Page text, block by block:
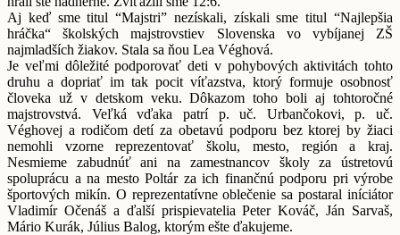
Aj keď sme titul “Majstri” nezískali, získali sme titul “Najlepšia
hráčka“ školských majstrovstiev Slovenska vo vybíjanej ZŠ
najmladších žiakov. Stala sa ňou Lea Véghová.
Je veľmi dôležité podporovať deti v pohybových aktivitách tohto
druhu a dopriať im tak pocit víťazstva, ktorý formuje osobnosť
človeka už v detskom veku. Dôkazom toho boli aj tohtoročné
majstrovstvá. Veľká vďaka patrí p. uč. Urbančokovi, p. uč.
Véghovej a rodičom detí za obetavú podporu bez ktorej by žiaci
nemohli vzorne reprezentovať školu, mesto, región a kraj.
Nesmieme zabudnúť ani na zamestnancov školy za ústretovú
spoluprácu a na mesto Poltár za ich finančnú podporu pri výrobe
športových mikín. O reprezentatívne oblečenie sa postaral iníciátor
Vladimír Očenáš a ďalší prispievatelia Peter Kováč, Ján Sarvaš,
Mário Kurák, Július Balog, ktorým ešte ďakujeme.